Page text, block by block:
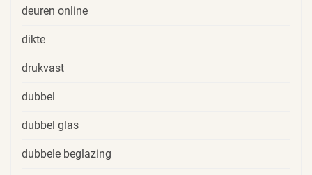
deuren online
dikte
drukvast
dubbel
dubbel glas
dubbele beglazing